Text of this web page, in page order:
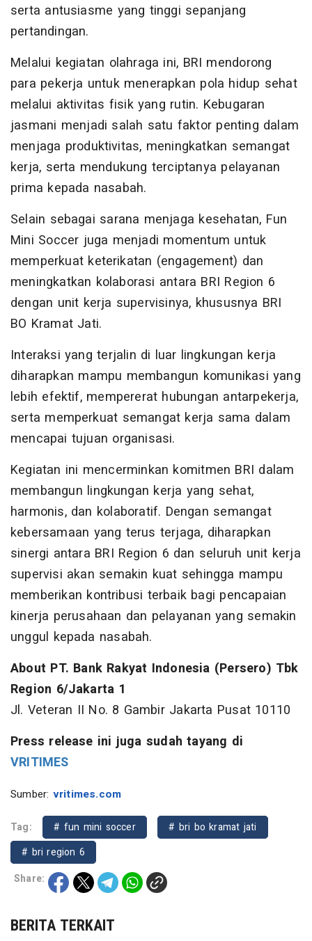
serta antusiasme yang tinggi sepanjang
pertandingan.
Melalui kegiatan olahraga ini, BRI mendorong
para pekerja untuk menerapkan pola hidup sehat
melalui aktivitas fisik yang rutin. Kebugaran
jasmani menjadi salah satu faktor penting dalam
menjaga produktivitas, meningkatkan semangat
kerja, serta mendukung terciptanya pelayanan
prima kepada nasabah.
Selain sebagai sarana menjaga kesehatan, Fun
Mini Soccer juga menjadi momentum untuk
memperkuat keterikatan (engagement) dan
meningkatkan kolaborasi antara BRI Region 6
dengan unit kerja supervisinya, khususnya BRI
BO Kramat Jati.
Interaksi yang terjalin di luar lingkungan kerja
diharapkan mampu membangun komunikasi yang
lebih efektif, mempererat hubungan antarpekerja,
serta memperkuat semangat kerja sama dalam
mencapai tujuan organisasi.
Kegiatan ini mencerminkan komitmen BRI dalam
membangun lingkungan kerja yang sehat,
harmonis, dan kolaboratif. Dengan semangat
kebersamaan yang terus terjaga, diharapkan
sinergi antara BRI Region 6 dan seluruh unit kerja
supervisi akan semakin kuat sehingga mampu
memberikan kontribusi terbaik bagi pencapaian
kinerja perusahaan dan pelayanan yang semakin
unggul kepada nasabah.
About PT. Bank Rakyat Indonesia (Persero) Tbk
Region 6/Jakarta 1
Jl. Veteran II No. 8 Gambir Jakarta Pusat 10110
Press release ini juga sudah tayang di
VRITIMES
Sumber:vritimes.com
Tag: # fun mini soccer
# bri bo kramat jati
# bri region 6
Share:
BERITA TERKAIT